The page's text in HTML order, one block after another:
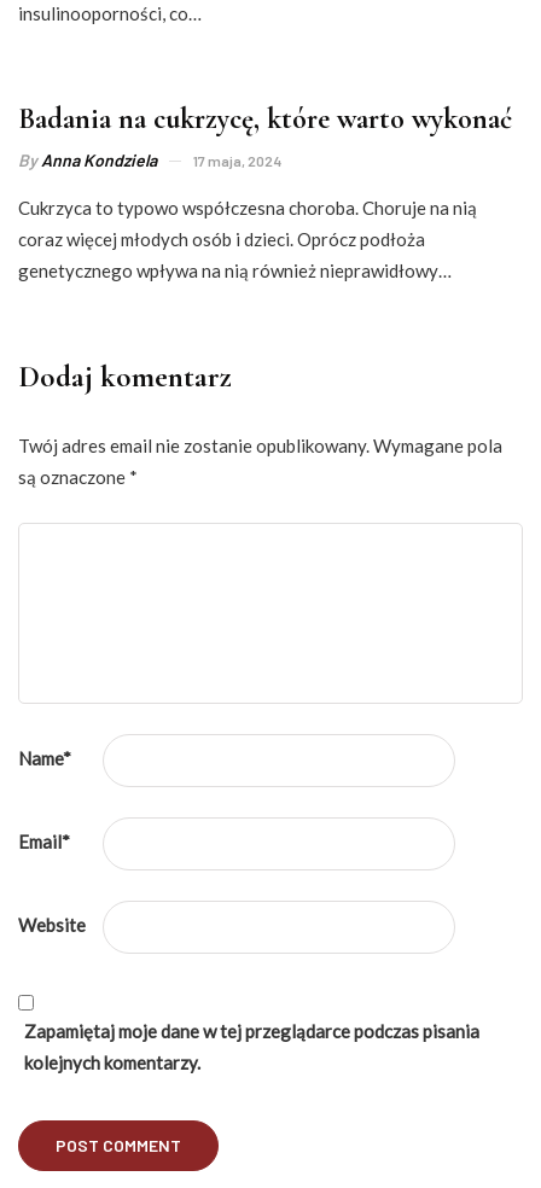
insulinooporności, co…
Badania na cukrzycę, które warto wykonać
ByAnna Kondziela 17 maja, 2024
Cukrzyca to typowo współczesna choroba. Choruje na nią
coraz więcej młodych osób i dzieci. Oprócz podłoża
genetycznego wpływa na nią również nieprawidłowy…
Dodaj komentarz
Twój adres email nie zostanie opublikowany.Wymagane pola
są oznaczone *
Name*
Email*
Website
Zapamiętaj moje dane w tej przeglądarce podczas pisania
kolejnych komentarzy.